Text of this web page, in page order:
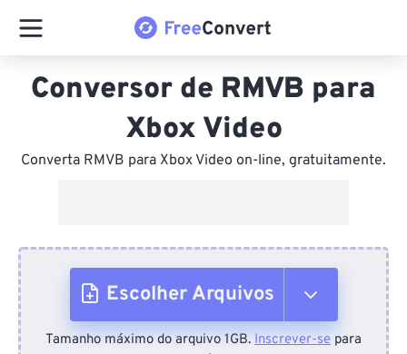
Conversor de RMVB para
Xbox Video
Converta RMVB para Xbox Video on-line, gratuitamente.
Escolher Arquivos
Tamanho máximo do arquivo 1GB. Inscrever-se para